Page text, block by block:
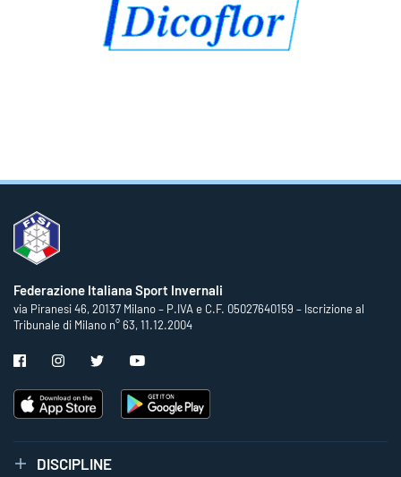
Federazione Italiana Sport Invernali
via Piranesi 46, 20137 Milano – P.IVA e C.F. 05027640159 – Iscrizione al
Tribunale di Milano n° 63, 11.12.2004
DISCIPLINE